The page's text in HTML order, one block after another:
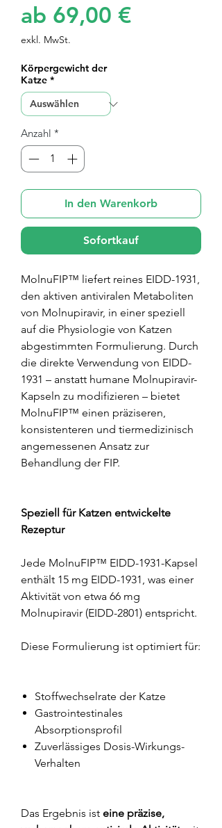
ab 69,00 €
exkl. MwSt.
Körpergewicht der
Katze *
Anzahl *
In den Warenkorb
Sofortkauf
MolnuFIP™ liefert reines EIDD-1931,
den aktiven antiviralen Metaboliten
von Molnupiravir, in einer speziell
auf die Physiologie von Katzen
abgestimmten Formulierung. Durch
die direkte Verwendung von EIDD-
1931 – anstatt humane Molnupiravir-
Kapseln zu modifizieren – bietet
MolnuFIP™ einen präziseren,
konsistenteren und tiermedizinisch
angemessenen Ansatz zur
Behandlung der FIP.
Speziell für Katzen entwickelte
Rezeptur
Jede MolnuFIP™ EIDD-1931-Kapsel
enthält 15 mg EIDD-1931, was einer
Aktivität von etwa 66 mg
Molnupiravir (EIDD-2801) entspricht.
Diese Formulierung ist optimiert für:
Stoffwechselrate der Katze
Gastrointestinales
Absorptionsprofil
Zuverlässiges Dosis-Wirkungs-
Verhalten
Das Ergebnis ist eine präzise,